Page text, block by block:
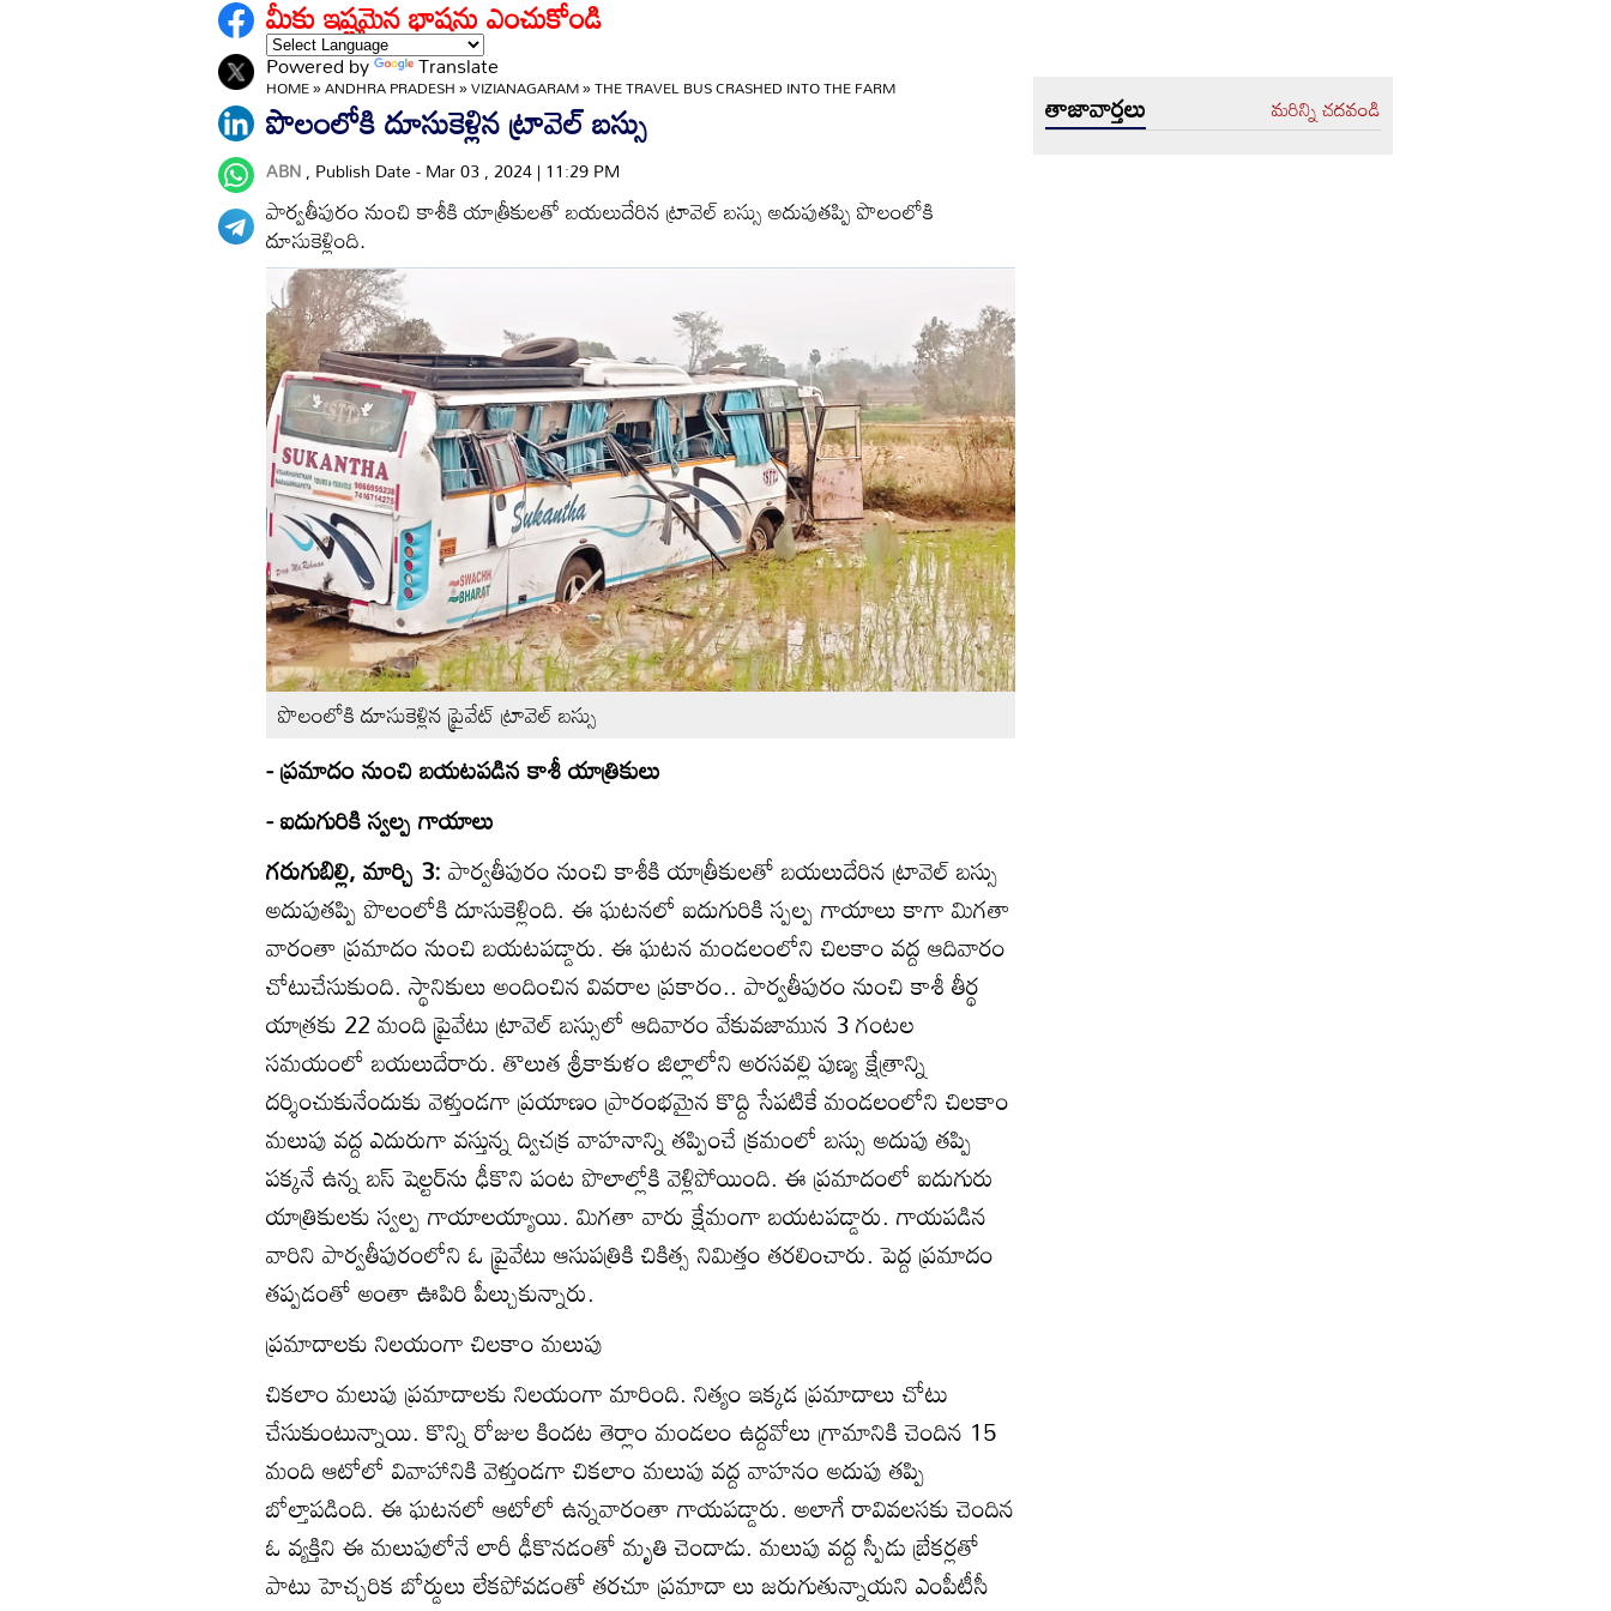
మీకు ఇష్టమైన భాషను ఎంచుకోండి
Powered by Translate
HOME»ANDHRA PRADESH»VIZIANAGARAM»THE TRAVEL BUS CRASHED INTO THE FARM
పొలంలోకి దూసుకెళ్లిన ట్రావెల్‌ బస్సు
ABN, Publish Date - Mar 03 , 2024 | 11:29 PM
పార్వతీపురం నుంచి కాశీకి యాత్రీకులతో బయలుదేరిన ట్రావెల్‌ బస్సు అదుపుతప్పి పొలంలోకి
దూసుకెళ్లింది.
పొలంలోకి దూసుకెళ్లిన ప్రైవేట్‌ ట్రావెల్‌ బస్సు
- ప్రమాదం నుంచి బయటపడిన కాశీ యాత్రికులు
- ఐదుగురికి స్వల్ప గాయాలు
గరుగుబిల్లి, మార్చి 3:పార్వతీపురం నుంచి కాశీకి యాత్రీకులతో బయలుదేరిన ట్రావెల్‌ బస్సు
అదుపుతప్పి పొలంలోకి దూసుకెళ్లింది. ఈ ఘటనలో ఐదుగురికి స్పల్ప గాయాలు కాగా మిగతా
వారంతా ప్రమాదం నుంచి బయటపడ్డారు. ఈ ఘటన మండలంలోని చిలకాం వద్ద ఆదివారం
చోటుచేసుకుంది. స్థానికులు అందించిన వివరాల ప్రకారం.. పార్వతీపురం నుంచి కాశీ తీర్థ
యాత్రకు 22 మంది ప్రైవేటు ట్రావెల్‌ బస్సులో ఆదివారం వేకువజామున 3 గంటల
సమయంలో బయలుదేరారు. తొలుత శ్రీకాకుళం జిల్లాలోని అరసవల్లి పుణ్య క్షేత్రాన్ని
దర్శించుకునేందుకు వెళ్తుండగా ప్రయాణం ప్రారంభమైన కొద్ది సేపటికే మండలంలోని చిలకాం
మలుపు వద్ద ఎదురుగా వస్తున్న ద్విచక్ర వాహనాన్ని తప్పించే క్రమంలో బస్సు అదుపు తప్పి
పక్కనే ఉన్న బస్‌ షెల్టర్‌ను ఢీకొని పంట పొలాల్లోకి వెళ్లిపోయింది. ఈ ప్రమాదంలో ఐదుగురు
యాత్రికులకు స్వల్ప గాయాలయ్యాయి. మిగతా వారు క్షేమంగా బయటపడ్డారు. గాయపడిన
వారిని పార్వతీపురంలోని ఓ ప్రైవేటు ఆసుపత్రికి చికిత్స నిమిత్తం తరలించారు. పెద్ద ప్రమాదం
తప్పడంతో అంతా ఊపిరి పీల్చుకున్నారు.
ప్రమాదాలకు నిలయంగా చిలకాం మలుపు
చికలాం మలుపు ప్రమాదాలకు నిలయంగా మారింది. నిత్యం ఇక్కడ ప్రమాదాలు చోటు
చేసుకుంటున్నాయి. కొన్ని రోజుల కిందట తెర్లాం మండలం ఉద్దవోలు గ్రామానికి చెందిన 15
మంది ఆటోలో వివాహానికి వెళ్తుండగా చికలాం మలుపు వద్ద వాహనం అదుపు తప్పి
బోల్తాపడింది. ఈ ఘటనలో ఆటోలో ఉన్నవారంతా గాయపడ్డారు. అలాగే రావివలసకు చెందిన
ఓ వ్యక్తిని ఈ మలుపులోనే లారీ ఢీకొనడంతో మృతి చెందాడు. మలుపు వద్ద స్పీడు బ్రేకర్లతో
పాటు హెచ్చరిక బోర్డులు లేకపోవడంతో తరచూ ప్రమాదా లు జరుగుతున్నాయని ఎంపీటీసీ
తాజావార్తలు మరిన్ని చదవండి